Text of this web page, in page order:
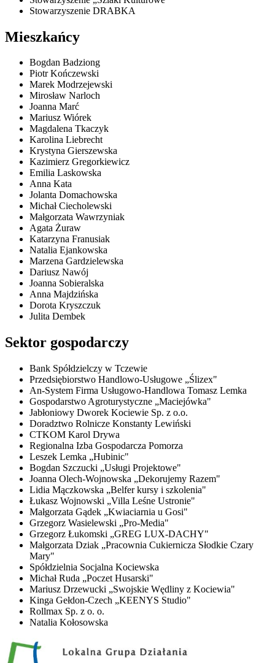
Stowarzyszenie DRABKA
Mieszkańcy
Bogdan Badziong
Piotr Kończewski
Marek Modrzejewski
Mirosław Narloch
Joanna Marć
Mariusz Wiórek
Magdalena Tkaczyk
Karolina Liebrecht
Krystyna Gierszewska
Kazimierz Gregorkiewicz
Emilia Laskowska
Anna Kata
Jolanta Domachowska
Michał Ciecholewski
Małgorzata Wawrzyniak
Agata Żuraw
Katarzyna Franusiak
Natalia Ejankowska
Marzena Gardzielewska
Dariusz Nawój
Joanna Sobieralska
Anna Majdzińska
Dorota Kryszczuk
Julita Dembek
Sektor gospodarczy
Bank Spółdzielczy w Tczewie
Przedsiębiorstwo Handlowo-Usługowe „Ślizex"
An-System Firma Usługowo-Handlowa Tomasz Lemka
Gospodarstwo Agroturystyczne „Maciejówka"
Jabłoniowy Dworek Kociewie Sp. z o.o.
Doradztwo Rolnicze Konstanty Lewiński
CTKOM Karol Drywa
Regionalna Izba Gospodarcza Pomorza
Leszek Lemka „Hubinic"
Bogdan Szczucki „Usługi Projektowe"
Joanna Olech-Wojnowska „Dekorujemy Razem"
Lidia Mączkowska „Belfer kursy i szkolenia"
Łukasz Wojnowski „Villa Leśne Ustronie"
Małgorzata Gądek „Kwiaciarnia u Gosi"
Grzegorz Wasielewski „Pro-Media"
Grzegorz Łukomski „GREG LUX-DACHY"
Małgorzata Dziak „Pracownia Cukiernicza Słodkie Czary
Mary"
Spółdzielnia Socjalna Kociewska
Michał Ruda „Poczet Husarski"
Mariusz Drzewucki „Swojskie Wędliny z Kociewia"
Kinga Gełdon-Czech „KEENYS Studio"
Rollmax Sp. z o. o.
Natalia Kołosowska